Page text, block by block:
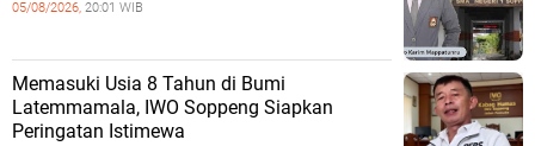
05/08/2026, 20:01 WIB
Memasuki Usia 8 Tahun di Bumi
Latemmamala, IWO Soppeng Siapkan
Peringatan Istimewa